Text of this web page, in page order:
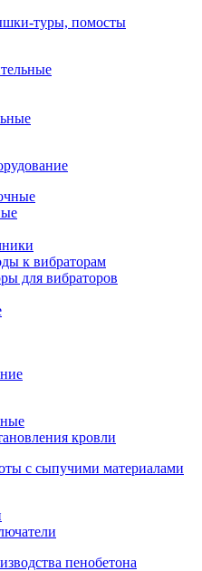
туры, помосты
к вибраторам
для вибраторов
кровли
с сыпучими материалами
пенобетона